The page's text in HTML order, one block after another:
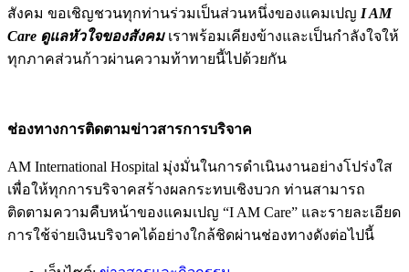
สังคม ขอเชิญชวนทุกท่านร่วมเป็นส่วนหนึ่งของแคมเปญ I AM
Care ดูแลหัวใจของสังคมเราพร้อมเคียงข้างและเป็นกำลังใจให้
ทุกภาคส่วนก้าวผ่านความท้าทายนี้ไปด้วยกัน
ช่องทางการติดตามข่าวสารการบริจาค
AM International Hospital มุ่งมั่นในการดำเนินงานอย่างโปร่งใส
เพื่อให้ทุกการบริจาคสร้างผลกระทบเชิงบวก ท่านสามารถ
ติดตามความคืบหน้าของแคมเปญ “I AM Care” และรายละเอียด
การใช้จ่ายเงินบริจาคได้อย่างใกล้ชิดผ่านช่องทางดังต่อไปนี้